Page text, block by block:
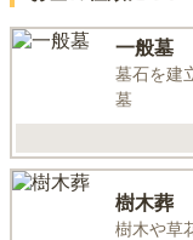
一般墓
墓石を建
墓
樹木葬
樹木や草